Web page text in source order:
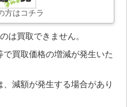
方はコチラ
買取できません。
買取価格の増減が発生いた
減額が発生する場合があり